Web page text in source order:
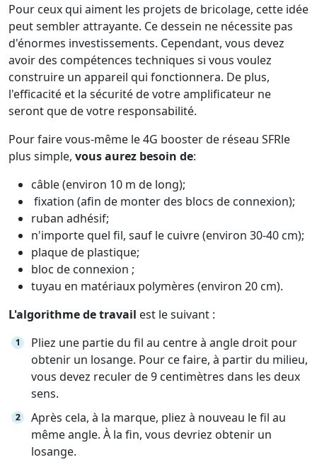
Pour ceux qui aiment les projets de bricolage, cette idée
peut sembler attrayante. Ce dessein ne nécessite pas
d'énormes investissements. Cependant, vous devez
avoir des compétences techniques si vous voulez
construire un appareil qui fonctionnera. De plus,
l'efficacité et la sécurité de votre amplificateur ne
seront que de votre responsabilité.
Pour faire vous-même le 4G booster de réseau SFRle
plus simple, vous aurez besoin de:
câble (environ 10 m de long);
fixation (afin de monter des blocs de connexion);
ruban adhésif;
n'importe quel fil, sauf le cuivre (environ 30-40 cm);
plaque de plastique;
bloc de connexion ;
tuyau en matériaux polymères (environ 20 cm).
L'algorithme de travail est le suivant :
Pliez une partie du fil au centre à angle droit pour
obtenir un losange. Pour ce faire, à partir du milieu,
vous devez reculer de 9 centimètres dans les deux
sens.
Après cela, à la marque, pliez à nouveau le fil au
même angle. À la fin, vous devriez obtenir un
losange.